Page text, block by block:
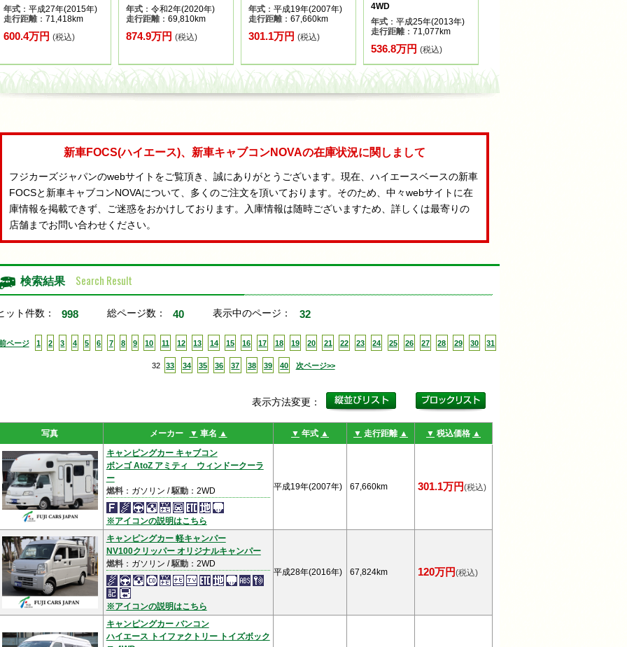
年式 ：平成27年(2015年)
走行距離：71,418km
600.4万円 (税込)
年式 ：令和2年(2020年)
走行距離：69,810km
874.9万円 (税込)
年式 ：平成19年(2007年)
走行距離：67,660km
301.1万円 (税込)
4WD
年式 ：平成25年(2013年)
走行距離：71,077km
536.8万円 (税込)
新車FOCS(ハイエース)、新車キャブコンNOVAの在庫状況に関しまして
フジカーズジャパンのwebサイトをご覧頂き、誠にありがとうございます。現在、ハイエースベースの新車
FOCSと新車キャブコンNOVAについて、多くのご注文を頂いております。そのため、中々webサイトに在
庫情報を掲載できず、ご迷惑をおかけしております。入庫情報は随時ございますため、詳しくは最寄りの
店舗までお問い合わせください。
検索結果 Search Result
ット件数： 998 総ページ数： 40 表示中のページ： 32
ページ 1 2 3 4 5 6 7 8 9 10 11 12 13 14 15 16 17 18 19 20 21 22 23 24 25 26 27 28 29 30 31
32 33 34 35 36 37 38 39 40 次ページ>>
表示方法変更：
写真 メーカー ▼ 車名 ▲ ▼ 年式 ▲ ▼ 走行距離 ▲ ▼ 税込価格 ▲
キャンピングカー キャブコン
ボンゴ AtoZ アミティ ウィンドークーラ
ー
燃料：ガソリン /駆動：2WD
※アイコンの説明はこちら
平成19年(2007年) 67,660km 301.1万円(税込)
キャンピングカー 軽キャンパー
NV100クリッパー オリジナルキャンパー
燃料：ガソリン /駆動：2WD
※アイコンの説明はこちら
平成28年(2016年) 67,824km 120万円(税込)
キャンピングカー バンコン
ハイエース トイファクトリー トイズボック